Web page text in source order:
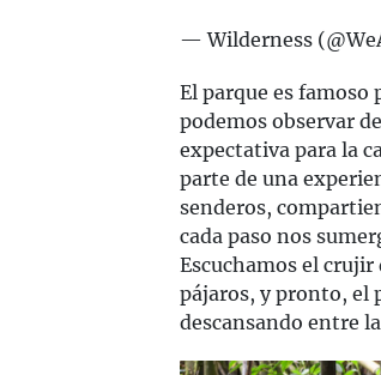
— Wilderness
El parque es famoso
podemos observar
expectativa para la
parte de una
senderos,
cada paso nos
Escuchamos el
pájaros, y pronto, el
descansando entre